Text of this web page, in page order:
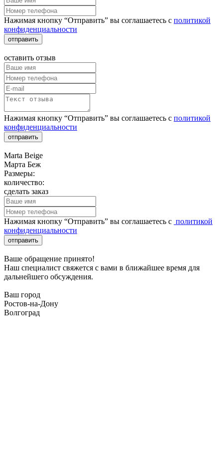
Нажимая кнопку “Отправить” вы соглашаетесь с политикой
конфиденциальности
отправить
оставить отзыв
Нажимая кнопку “Отправить” вы соглашаетесь с политикой
конфиденциальности
отправить
Marta Beige
Марта Беж
Размеры:
количество:
сделать заказ
Нажимая кнопку “Отправить” вы соглашаетесь с политикой
конфиденциальности
отправить
Ваше обращение принято!
Наш специалист свяжется с вами в ближайшее время для
дальнейшего обсуждения.
Ваш город
Ростов-на-Дону
Волгоград